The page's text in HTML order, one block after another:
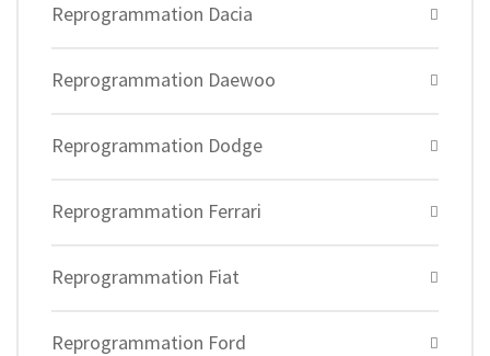
Reprogrammation Dacia
Reprogrammation Daewoo
Reprogrammation Dodge
Reprogrammation Ferrari
Reprogrammation Fiat
Reprogrammation Ford